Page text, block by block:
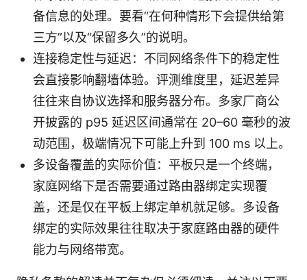
备信息的处理。要看“在何种情形下会提供给第
三方”以及“保留多久”的说明。
连接稳定性与延迟：不同网络条件下的稳定性
会直接影响翻墙体验。评测维度里，延迟差异
往往来自协议选择和服务器分布。多家厂商公
开披露的 p95 延迟区间通常在 20–60 毫秒的波
动范围，极端情况下可能上升到 100 ms 以上。
多设备覆盖的实际价值：平板只是一个终端，
家庭网络下是否需要通过路由器绑定实现覆
盖，还是仅在平板上绑定单机就足够。多设备
绑定的实际效果往往取决于家庭路由器的硬件
能力与网络带宽。